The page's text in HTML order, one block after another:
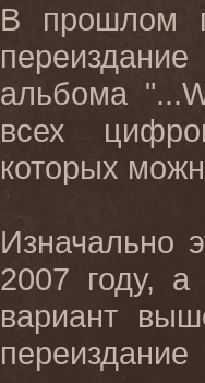
В прошлом
альбома
всех
которых
Изначально
2007 году,
вариант